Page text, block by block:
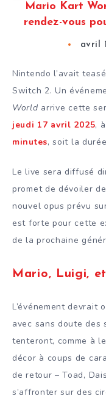
Mario Kart
rendez-vous
avril
Nintendo l’avait
Switch 2. Un
World arrive cette
jeudi 17 avril 2025, à
minutes, soit la
Le live sera diffusé
promet de dévoiler
nouvel opus prévu
est forte pour cette
de la prochaine
Mario, Luigi,
L’événement devrait
avec sans doute des
tenteront, comme à
décor à coups de
de retour – Toad,
s’affronter sur des